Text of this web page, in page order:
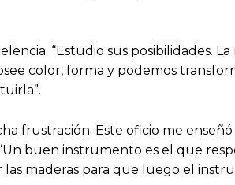
“Estudio sus posibilidades.
color, forma y podemos
frustración. Este oficio me
buen instrumento es el que
maderas para que luego el